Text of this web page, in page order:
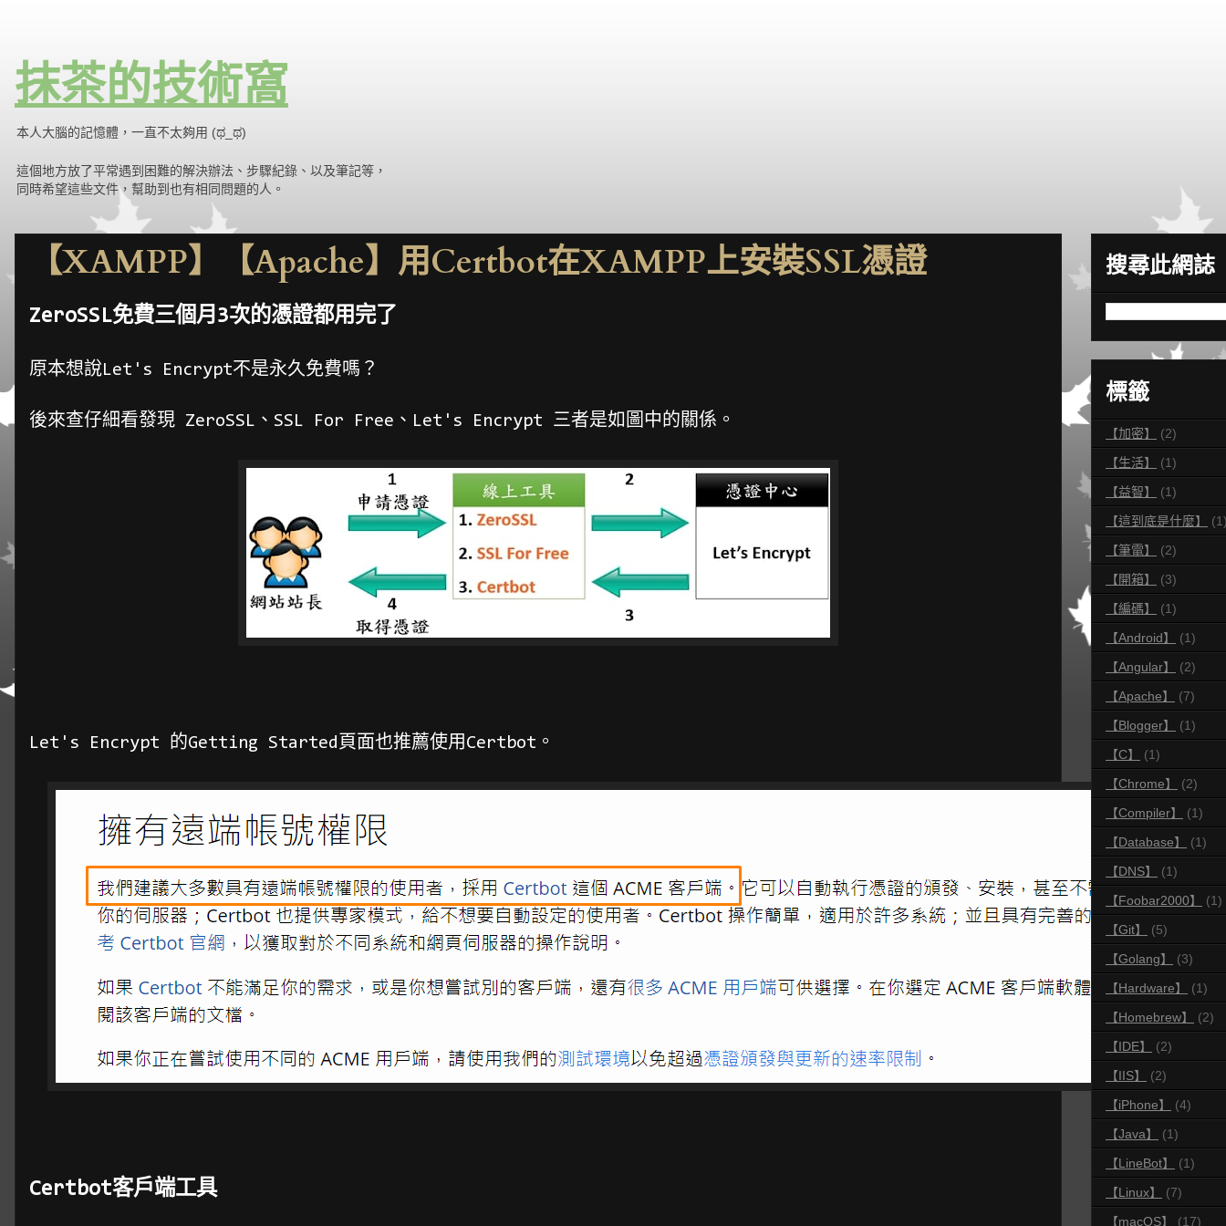
抹茶的技術窩
本人大腦的記憶體，一直不太夠用 (ಥ_ಥ)
這個地方放了平常遇到困難的解決辦法、步驟紀錄、以及筆記等，
同時希望這些文件，幫助到也有相同問題的人。
【XAMPP】【Apache】用Certbot在XAMPP上安裝SSL憑證
ZeroSSL免費三個月3次的憑證都用完了
原本想說Let's Encrypt不是永久免費嗎？
後來查仔細看發現 ZeroSSL、SSL For Free、Let's Encrypt 三者是如圖中的關係。
Let's Encrypt 的Getting Started頁面也推薦使用Certbot。
Certbot客戶端工具
搜尋此網誌
標籤
【加密】
(2)
【生活】
(1)
【益智】
(1)
【這到底是什麼】
【筆電】
(2)
【開箱】
(3)
【編碼】
(1)
【Android】
(1)
【Angular】
(2)
【Apache】
(7)
【Blogger】
(1)
【C】
(1)
【Chrome】
(2)
【Compiler】
(1)
【Database】
(1)
【DNS】
(1)
【Foobar2000】
(1)
【Git】
(5)
【Golang】
(3)
【Hardware】
(1)
【Homebrew】
(2)
【IDE】
(2)
【IIS】
(2)
【iPhone】
(4)
【Java】
(1)
【LineBot】
(1)
【Linux】
(7)
【macOS】
(17)